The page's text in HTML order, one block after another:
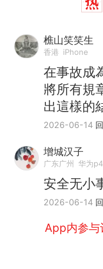
樵山笑笑生
香港 iPhone
在事故成
將所有規
出這樣的
2026-06-14
增城汉子
广东广州 华为
安全无小
2026-06-14
App内参与